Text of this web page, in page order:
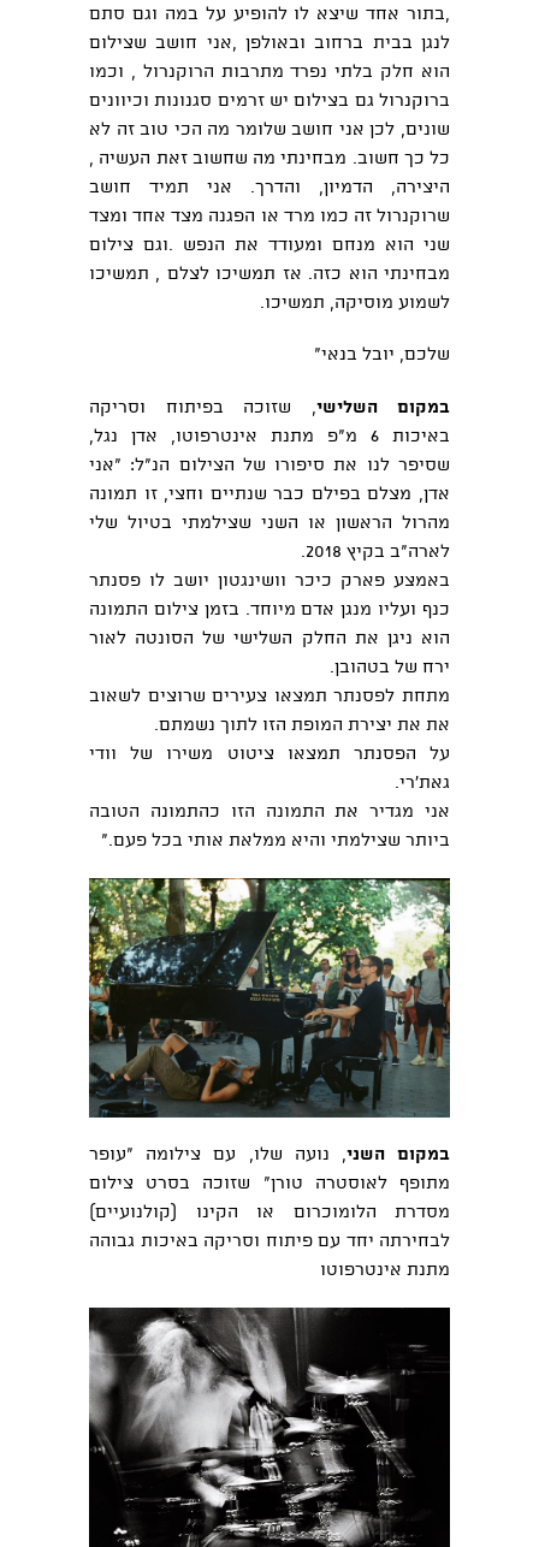
,בתור אחד שיצא לו להופיע על במה וגם סתם
לנגן בבית ברחוב ובאולפן ,אני חושב שצילום
הוא חלק בלתי נפרד מתרבות הרוקנרול , וכמו
ברוקנרול גם בצילום יש זרמים סגנונות וכיוונים
שונים, לכן אני חושב שלומר מה הכי טוב זה לא
כל כך חשוב. מבחינתי מה שחשוב זאת העשיה ,
היצירה, הדמיון, והדרך. אני תמיד חושב
שרוקנרול זה כמו מרד או הפגנה מצד אחד ומצד
שני הוא מנחם ומעודד את הנפש .וגם צילום
מבחינתי הוא כזה. אז תמשיכו לצלם , תמשיכו
לשמוע מוסיקה, תמשיכו.
שלכם, יובל בנאי"
במקום השלישי, שזוכה בפיתוח וסריקה
באיכות 6 מ"פ מתנת אינטרפוטו,
אדן נגל,
שסיפר לנו את סיפורו של הצילום הנ"ל: "אני
אדן, מצלם בפילם כבר שנתיים וחצי, זו תמונה
מהרול הראשון או השני שצילמתי בטיול שלי
לארה"ב בקיץ 2018.
באמצע פארק כיכר וושינגטון יושב לו פסנתר
כנף ועליו מנגן אדם מיוחד. בזמן צילום התמונה
הוא ניגן את החלק השלישי של הסונטה לאור
ירח של בטהובן.
מתחת לפסנתר תמצאו צעירים שרוצים לשאוב
את את יצירת המופת הזו לתוך נשמתם.
על הפסנתר תמצאו ציטוט משירו של וודי
גאת'רי.
אני מגדיר את התמונה הזו כהתמונה הטובה
ביותר שצילמתי והיא ממלאת אותי בכל פעם."
במקום השני, נועה שלו, עם צילומה "עופר
מתופף לאוסטרה טורן" שזוכה בסרט צילום
מסדרת הלומוכרום או הקינו (קולנועיים)
לבחירתה יחד עם פיתוח וסריקה באיכות גבוהה
מתנת אינטרפוטו